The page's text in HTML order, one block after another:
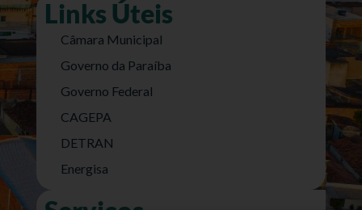
Links Úteis
Câmara Municipal
Governo da Paraíba
Governo Federal
CAGEPA
DETRAN
Energisa